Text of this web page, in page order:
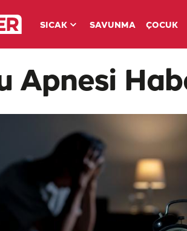
SICAK SAVUNMA ÇOCUK
Apnesi